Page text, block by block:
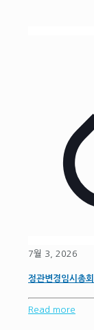
7월 3, 2026
정관변경임시총
Read more